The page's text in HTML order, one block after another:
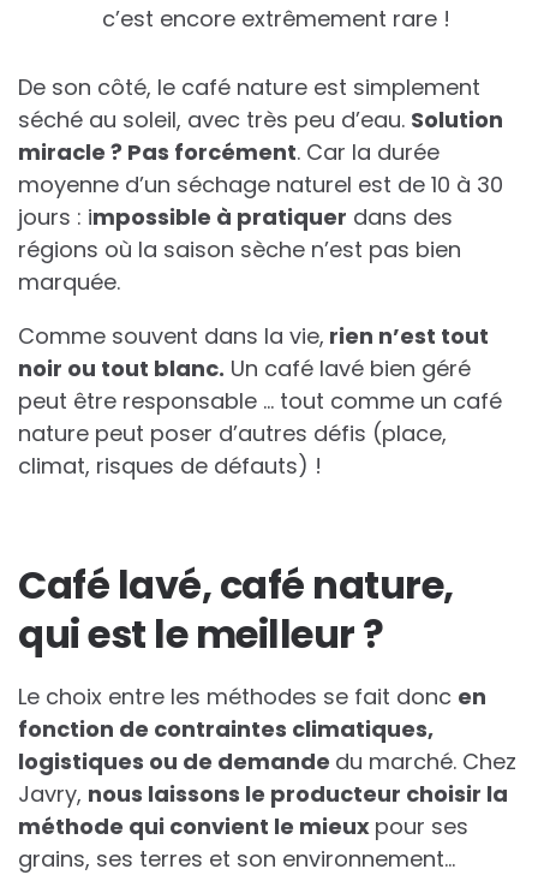
c’est encore extrêmement rare !
De son côté, le café nature est simplement
séché au soleil, avec très peu d’eau. Solution
miracle ? Pas forcément. Car la durée
moyenne d’un séchage naturel est de 10 à 30
jours : impossible à pratiquer dans des
régions où la saison sèche n’est pas bien
marquée.
Comme souvent dans la vie, rien n’est tout
noir ou tout blanc. Un café lavé bien géré
peut être responsable … tout comme un café
nature peut poser d’autres défis (place,
climat, risques de défauts) !
Café lavé, café nature,
qui est le meilleur ?
Le choix entre les méthodes se fait donc en
fonction de contraintes climatiques,
logistiques ou de demande du marché. Chez
Javry, nous laissons le producteur choisir la
méthode qui convient le mieux pour ses
grains, ses terres et son environnement…